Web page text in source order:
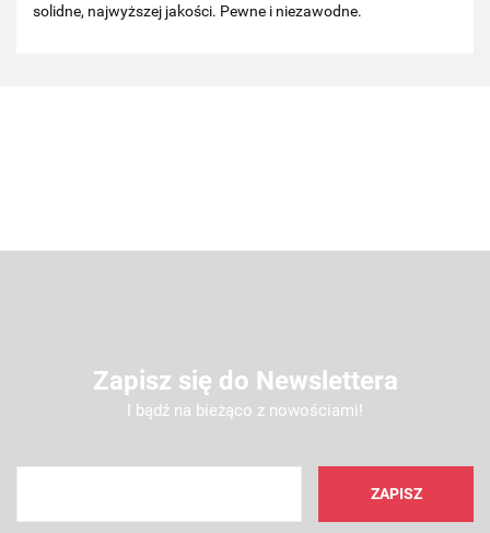
solidne, najwyższej jakości. Pewne i niezawodne.
Zapisz się do Newslettera
I bądź na bieżąco z nowościami!